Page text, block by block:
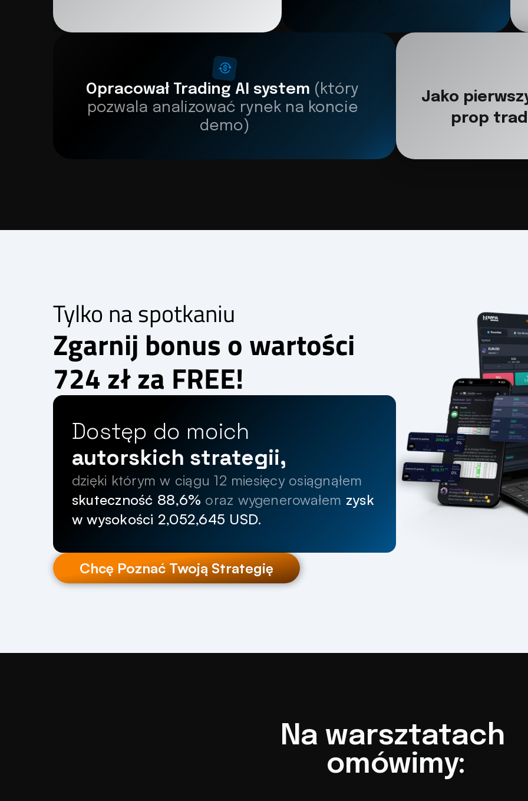
Opracował Trading AI system (który
pozwala analizować rynek na koncie
demo)
Jako
prop
Tylko na spotkaniu
Zgarnij bonus o wartości
724 zł za FREE!
Dostęp do moich
autorskich strategii,
skuteczność 88,6% oraz wygenerowałem zysk
w wysokości 2,052,645 USD.
Chcę Poznać Twoją Strategię
Na warsztatach
omówimy: